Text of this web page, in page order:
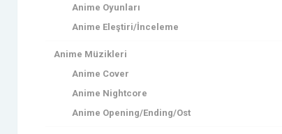
Anime Oyunları
Anime Eleştiri/İnceleme
Anime Müzikleri
Anime Cover
Anime Nightcore
Anime Opening/Ending/Ost